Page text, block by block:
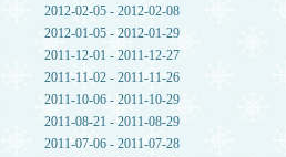
2012-02-05 - 2012-02-08
2012-01-05 - 2012-01-29
2011-12-01 - 2011-12-27
2011-11-02 - 2011-11-26
2011-10-06 - 2011-10-29
2011-08-21 - 2011-08-29
2011-07-06 - 2011-07-28